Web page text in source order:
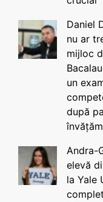
Daniel
nu ar
mijloc
un
după
Andra-
elevă
la Yale